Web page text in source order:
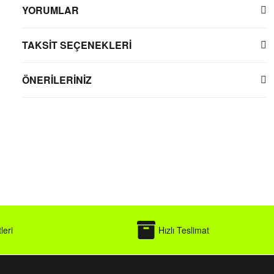
YORUMLAR
TAKSİT SEÇENEKLERİ
ÖNERİLERİNİZ
Hızlı Teslimat